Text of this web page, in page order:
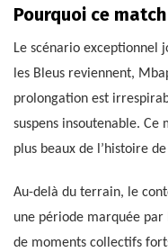
Pourquoi ce
Le scénario exceptionnel
les Bleus reviennent,
prolongation est
suspens insoutenable. Ce
plus beaux de l’histoire
Au-delà du terrain, le
une période marquée par
de moments collectifs